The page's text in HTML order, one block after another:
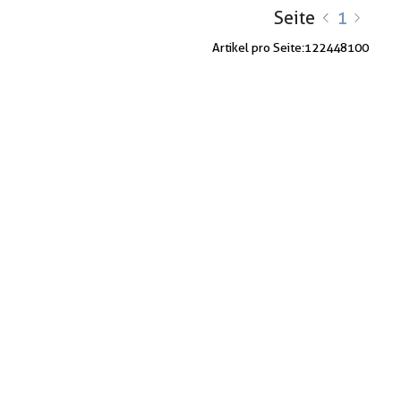
Seite 1
Artikel pro Seite:122448100